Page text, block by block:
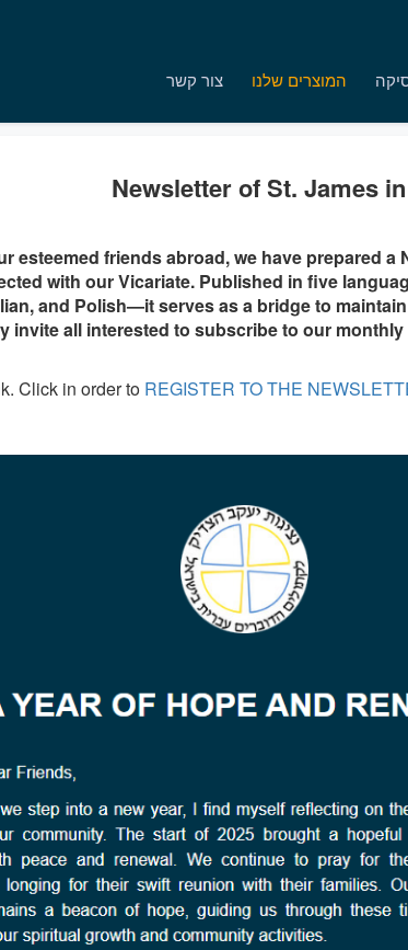
המוצרים שלנו צור קשר
Newsletter of St. James
esteemed friends abroad, we have prepared a
with our Vicariate. Published in five
and Polish—it serves as a bridge to
invite all interested to subscribe to our
Click in order to REGISTER TO THE